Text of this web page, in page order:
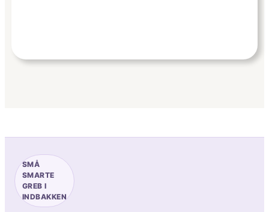
SMÅ
SMARTE
GREB I
INDBAKKEN